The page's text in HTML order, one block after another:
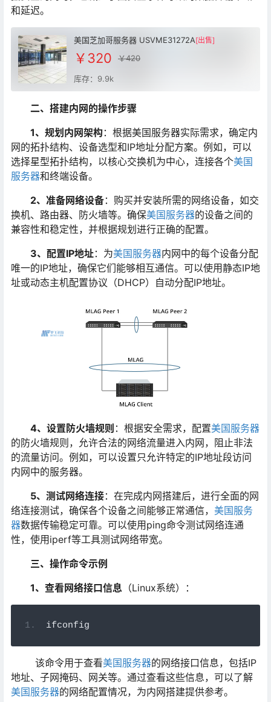
和延迟。
美国芝加哥服务器 USVME31272A[出售]
￥320 ￥420
库存：9.9k
二、搭建内网的操作步骤
1、规划内网架构：根据美国服务器实际需求，确定内
网的拓扑结构、设备选型和IP地址分配方案。例如，可以
选择星型拓扑结构，以核心交换机为中心，连接各个美国
服务器和终端设备。
2、准备网络设备：购买并安装所需的网络设备，如交
换机、路由器、防火墙等。确保美国服务器的设备之间的
兼容性和稳定性，并根据规划进行正确的配置。
3、配置IP地址：为美国服务器内网中的每个设备分配
唯一的IP地址，确保它们能够相互通信。可以使用静态IP地
址或动态主机配置协议（DHCP）自动分配IP地址。
4、设置防火墙规则 ：根据安全需求，配置美国服务器
的防火墙规则，允许合法的网络流量进入内网，阻止非法
的流量访问。例如，可以设置只允许特定的IP地址段访问
内网中的服务器。
5、测试网络连接：在完成内网搭建后，进行全面的网
络连接测试，确保各个设备之间能够正常通信， 美国服务
器数据传输稳定可靠。可以使用ping命令测试网络连通
性，使用iperf等工具测试网络带宽。
三、操作命令示例
1、查看网络接口信息 （Linux系统）：
ifconfig
该命令用于查看美国服务器的网络接口信息，包括IP
地址、子网掩码、网关等。通过查看这些信息，可以了解
美国服务器的网络配置情况，为内网搭建提供参考。